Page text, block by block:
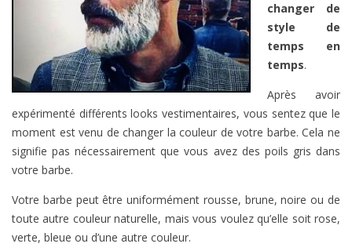
changer de
style de
temps en
temps.
Après avoir
expérimenté différents looks vestimentaires, vous sentez que le
moment est venu de changer la couleur de votre barbe. Cela ne
signifie pas nécessairement que vous avez des poils gris dans
votre barbe.
Votre barbe peut être uniformément rousse, brune, noire ou de
toute autre couleur naturelle, mais vous voulez qu’elle soit rose,
verte, bleue ou d’une autre couleur.